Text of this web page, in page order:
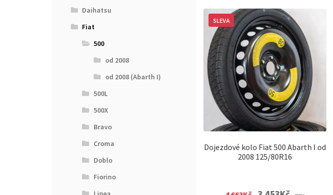
Daihatsu
Fiat
500
od 2008
od 2008 (Abarth I)
500L
500X
Bravo
Croma
Doblo
Fiorino
Dojezdové kolo Fiat 500 Abarth I od
2008 125/80R16
SLEVA
Original
Current